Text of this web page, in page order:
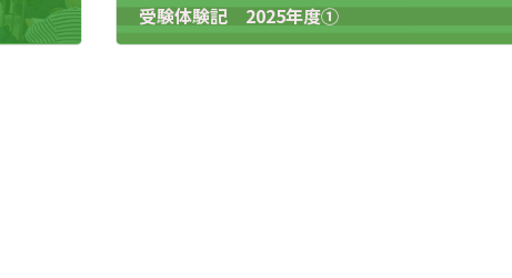
受験体験記 2025年度➀